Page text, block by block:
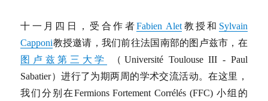
十一月四日，受合作者Fabien Alet 教授和 Sylvain
Capponi教授邀请，我们前往法国南部的图卢兹市，在
图卢兹第三大学
（Université Toulouse III - Paul
Sabatier）进行了为期两周的学术交流活动。在这里，
我们分别在Fermions Fortement Corrélés (FFC) 小组的